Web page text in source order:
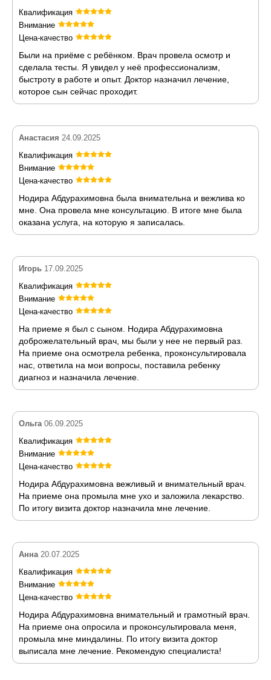
Квалификация
Внимание
Цена-качество
Были на приёме с ребёнком. Врач провела осмотр и
сделала тесты. Я увидел у неё профессионализм,
быстроту в работе и опыт. Доктор назначил лечение,
которое сын сейчас проходит.
Анастасия 24.09.2025
Квалификация
Внимание
Цена-качество
Нодира Абдурахимовна была внимательна и вежлива ко
мне. Она провела мне консультацию. В итоге мне была
оказана услуга, на которую я записалась.
Игорь 17.09.2025
Квалификация
Внимание
Цена-качество
На приеме я был с сыном. Нодира Абдурахимовна
доброжелательный врач, мы были у нее не первый раз.
На приеме она осмотрела ребенка, проконсультировала
нас, ответила на мои вопросы, поставила ребенку
диагноз и назначила лечение.
Ольга 06.09.2025
Квалификация
Внимание
Цена-качество
Нодира Абдурахимовна вежливый и внимательный врач.
На приеме она промыла мне ухо и заложила лекарство.
По итогу визита доктор назначила мне лечение.
Анна 20.07.2025
Квалификация
Внимание
Цена-качество
Нодира Абдурахимовна внимательный и грамотный врач.
На приеме она опросила и проконсультировала меня,
промыла мне миндалины. По итогу визита доктор
выписала мне лечение. Рекомендую специалиста!